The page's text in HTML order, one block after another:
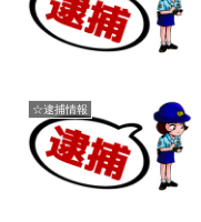
☆逮捕情報